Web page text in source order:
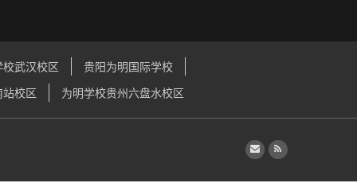
武汉校区
贵阳为明国际学校
校区
为明学校贵州六盘水校区